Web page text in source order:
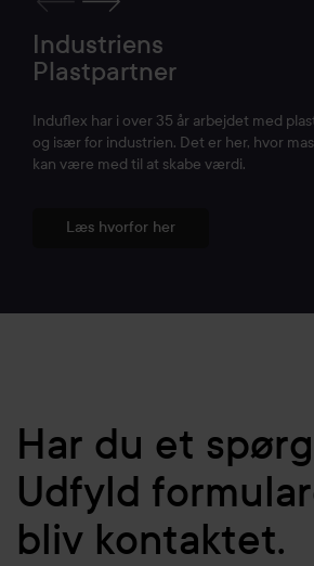
Industriens
Plastpartner
Induflex har i over 35 år arbejdet med
og især for industrien. Det er her, hvor
kan være med til at skabe værdi.
Læs hvorfor her
Har du et
Udfyld
bliv kontaktet.